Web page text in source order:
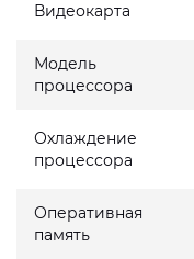
Видеокарта
Модель
процессора
Охлаждение
процессора
Оперативная
память